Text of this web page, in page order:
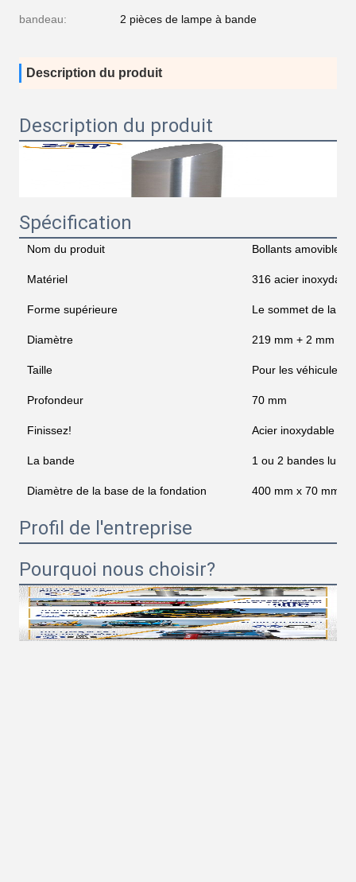
bandeau: 2 pièces de lampe à bande
Description du produit
Description du produit
Spécification
Nom du produit Bollants amovibles
Matériel 316 acier inoxydable
Forme supérieure Le sommet de la
Diamètre 219 mm + 2 mm
Taille Pour les véhicules
Profondeur 70 mm
Finissez! Acier inoxydable
La bande 1 ou 2 bandes
Diamètre de la base de la fondation 400 mm x 70 mmH
Profil de l'entreprise
Pourquoi nous choisir?